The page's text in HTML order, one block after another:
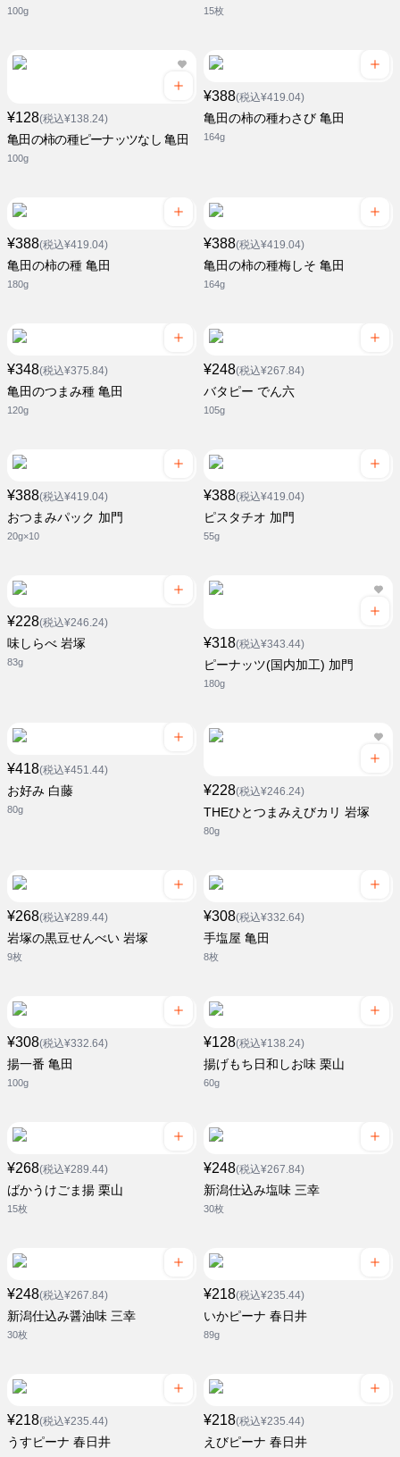
100g 15枚
¥128(税込¥138.24)
亀田の柿の種ピーナッツなし 亀田
100g
¥388(税込¥419.04)
亀田の柿の種わさび 亀田
164g
¥388(税込¥419.04)
亀田の柿の種 亀田
180g
¥388(税込¥419.04)
亀田の柿の種梅しそ 亀田
164g
¥348(税込¥375.84)
亀田のつまみ種 亀田
120g
¥248(税込¥267.84)
バタピー でん六
105g
¥388(税込¥419.04)
おつまみパック 加門
20g×10
¥388(税込¥419.04)
ピスタチオ 加門
55g
¥228(税込¥246.24)
味しらべ 岩塚
83g
¥318(税込¥343.44)
ピーナッツ(国内加工) 加門
180g
¥418(税込¥451.44)
お好み 白藤
80g
¥228(税込¥246.24)
THEひとつまみえびカリ 岩塚
80g
¥268(税込¥289.44)
岩塚の黒豆せんべい 岩塚
9枚
¥308(税込¥332.64)
手塩屋 亀田
8枚
¥308(税込¥332.64)
揚一番 亀田
100g
¥128(税込¥138.24)
揚げもち日和しお味 栗山
60g
¥268(税込¥289.44)
ばかうけごま揚 栗山
15枚
¥248(税込¥267.84)
新潟仕込み塩味 三幸
30枚
¥248(税込¥267.84)
新潟仕込み醤油味 三幸
30枚
¥218(税込¥235.44)
いかピーナ 春日井
89g
¥218(税込¥235.44)
うすピーナ 春日井
¥218(税込¥235.44)
えびピーナ 春日井